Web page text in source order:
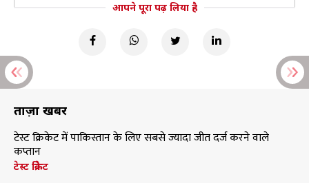
आपने पूरा पढ़ लिया है
ताज़ा खबरें
टेस्ट क्रिकेट में पाकिस्तान के लिए सबसे ज्यादा जीत दर्ज करने वाले
कप्तान
टेस्ट क्रिकेट